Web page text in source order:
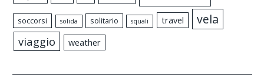
soccorsi solida solitario squali travel vela
viaggio weather